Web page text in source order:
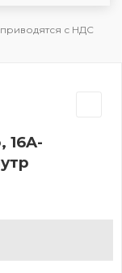
с НДС
16A-